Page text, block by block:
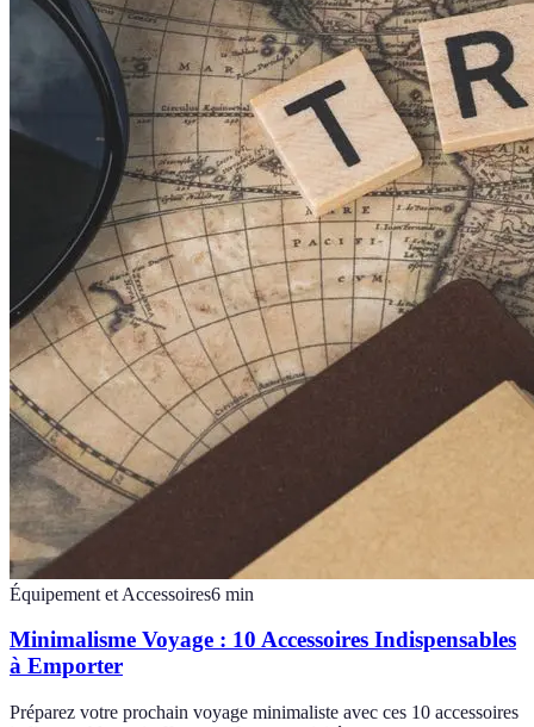
Équipement et Accessoires6 min
Minimalisme Voyage : 10 Accessoires Indispensables
à Emporter
Préparez votre prochain voyage minimaliste avec ces 10 accessoires